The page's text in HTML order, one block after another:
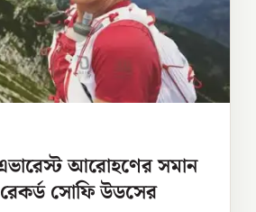
আরোহণের সমান
সোফি উডসের